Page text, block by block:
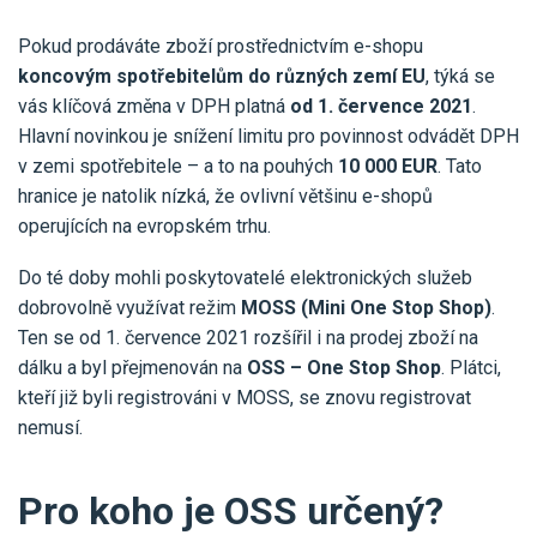
Pokud prodáváte zboží prostřednictvím e-shopu
koncovým spotřebitelům do různých zemí EU, týká se
vás klíčová změna v DPH platná od 1. července 2021.
Hlavní novinkou je snížení limitu pro povinnost odvádět DPH
v zemi spotřebitele – a to na pouhých 10 000 EUR. Tato
hranice je natolik nízká, že ovlivní většinu e-shopů
operujících na evropském trhu.
Do té doby mohli poskytovatelé elektronických služeb
dobrovolně využívat režim MOSS (Mini One Stop Shop).
Ten se od 1. července 2021 rozšířil i na prodej zboží na
dálku a byl přejmenován na OSS – One Stop Shop. Plátci,
kteří již byli registrováni v MOSS, se znovu registrovat
nemusí.
Pro koho je OSS určený?